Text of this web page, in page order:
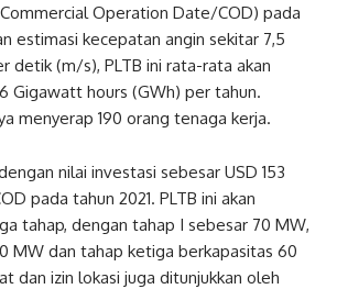
Operation Date/COD) pada
estimasi kecepatan angin sekitar 7,5
detik (m/s), PLTB ini rata-rata akan
Gigawatt hours (GWh) per tahun.
menyerap 190 orang tenaga kerja.
nilai investasi sebesar USD 153
pada tahun 2021. PLTB ini akan
tahap, dengan tahap I sebesar 70 MW,
MW dan tahap ketiga berkapasitas 60
dan izin lokasi juga ditunjukkan oleh